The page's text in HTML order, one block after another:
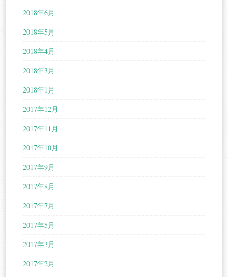
2018年6月
2018年5月
2018年4月
2018年3月
2018年1月
2017年12月
2017年11月
2017年10月
2017年9月
2017年8月
2017年7月
2017年5月
2017年3月
2017年2月